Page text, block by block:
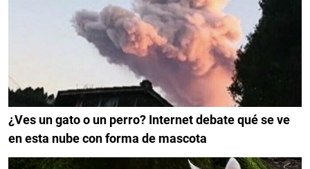
¿Ves un gato o un perro? Internet debate qué se ve
en esta nube con forma de mascota